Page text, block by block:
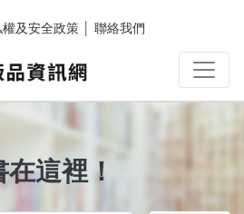
權及安全政策 聯絡我們
這裡！